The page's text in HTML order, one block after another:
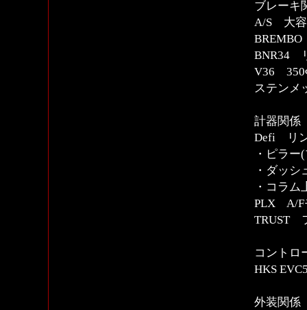
ブレーキ
A/S 大容
BNR34
V36
ステンメ
計器関係
Defi リ
・ピラ
・ダッ
・コラム
PLX A/F
TRUST
コントロ
HKS
外装関係